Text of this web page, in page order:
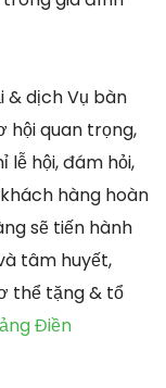
& dịch Vụ bàn
hội quan trọng,
lễ hội, đám hỏi,
hàng hoàn
sẽ tiến hành
tâm huyết,
thể tặng & tổ
Điền